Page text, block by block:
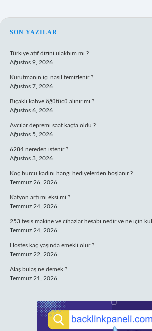
SIDEBAR
SON YAZILAR
Türkiye atıf dizini ulakbim mi ?
Ağustos 9, 2026
Kurutmanın içi nasıl temizlenir ?
Ağustos 7, 2026
Bıçaklı kahve öğütücü alınır mı ?
Ağustos 6, 2026
Avcılar depremi saat kaçta oldu ?
Ağustos 5, 2026
6284 nereden istenir ?
Ağustos 3, 2026
Koç burcu kadını hangi hediyelerden hoşlanır ?
Temmuz 26, 2026
Katyon artı mı eksi mi ?
Temmuz 24, 2026
253 tesis makine ve cihazlar hesabı nedir ve ne için
Temmuz 24, 2026
Hostes kaç yaşında emekli olur ?
Temmuz 22, 2026
Alaş bulaş ne demek ?
Temmuz 21, 2026